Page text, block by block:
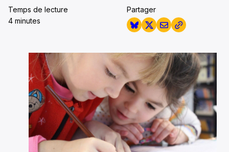
Temps de lecture
4 minutes
Partager